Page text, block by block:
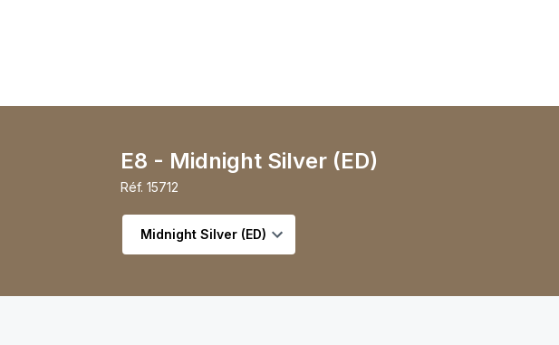
Choisir la variante
E8 - Midnight Silver (ED)
Réf. 15712